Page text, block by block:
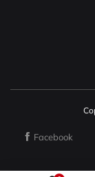
Facebook